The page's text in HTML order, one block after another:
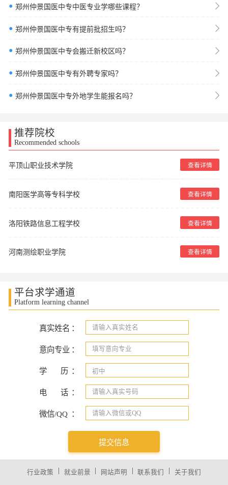
● 郑州仲景国医中专中医专业学哪些课程？
● 郑州仲景国医中专有提前批招生吗？
● 郑州仲景国医中专会搬迁新校区吗？
● 郑州仲景国医中专有外聘专家吗？
● 郑州仲景国医中专外地学生能报名吗？
推荐院校
Recommended schools
平顶山职业技术学院 查看详情
南阳医学高等专科学校 查看详情
洛阳铁路信息工程学校 查看详情
河南测绘职业学院 查看详情
平台求学通道
Platform learning channel
真实姓名 ：
意向专业 ：
学 历 ：
电 话 ：
微信/QQ ：
提交信息
行业政策 就业前景 网站声明 联系我们 关于我们